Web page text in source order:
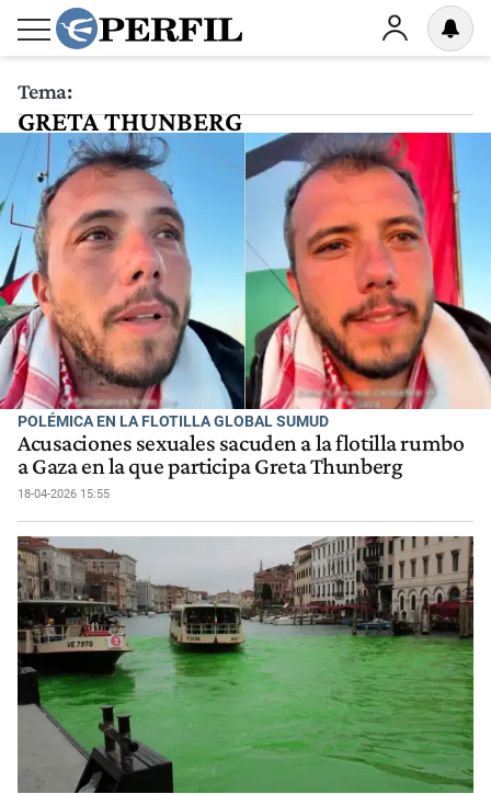
Tema:
GRETA THUNBERG
POLÉMICA EN LA FLOTILLA GLOBAL SUMUD
Acusaciones sexuales sacuden a la flotilla rumbo
a Gaza en la que participa Greta Thunberg
18-04-2026 15:55